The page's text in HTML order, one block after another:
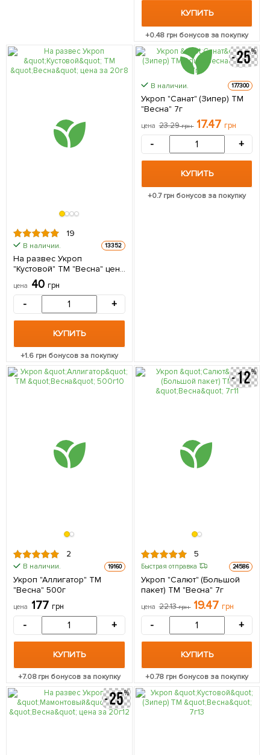
КУПИТЬ
+0.48грн бонусов за покупку
19
В наличии. 13352
На развес Укроп
"Кустовой" ТМ "Весна" цена
за 20г
цена 40 грн
- +
КУПИТЬ
+1.6 грн бонусов за покупку
В наличии. 177300
Укроп "Санат" (Зипер) ТМ
"Весна" 7г
цена 23.29грн 17.47 грн
- +
КУПИТЬ
+0.7грн бонусов за покупку
2
В наличии. 19160
Укроп "Аллигатор" ТМ
"Весна" 500г
цена 177 грн
- +
КУПИТЬ
+7.08грн бонусов за покупку
5
Быстрая отправка 24586
Укроп "Салют" (Большой
пакет) ТМ "Весна" 7г
цена 22.13грн 19.47 грн
- +
КУПИТЬ
+0.78 грн бонусов за покупку